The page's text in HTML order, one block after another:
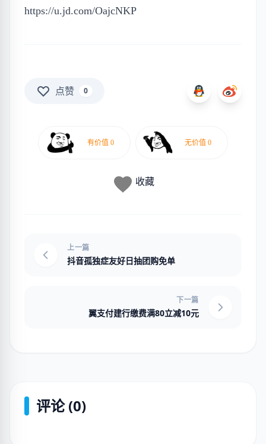
https://u.jd.com/OajcNKP
点赞 0
收藏
上一篇
抖音孤独症友好日抽团购免单
下一篇
翼支付建行缴费满80立减10元
评论 (0)